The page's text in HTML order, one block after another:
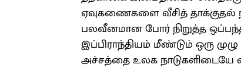
ஏவுகணைகளை வீசித் தாக்குதல்
பலவீனமான போர் நிறுத்த
இப்பிராந்தியம் மீண்டும் ஒரு
அச்சத்தை உலக நாடுகளிடையே